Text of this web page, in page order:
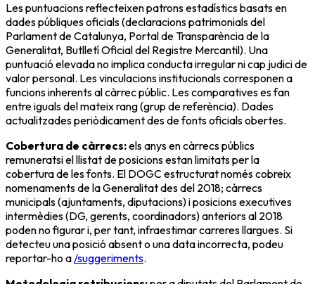
Les puntuacions reflecteixen patrons estadístics basats en
dades públiques oficials (declaracions patrimonials del
Parlament de Catalunya, Portal de Transparència de la
Generalitat, Butlletí Oficial del Registre Mercantil). Una
puntuació elevada no implica conducta irregular ni cap judici de
valor personal. Les vinculacions institucionals corresponen a
funcions inherents al càrrec públic. Les comparatives es fan
entre iguals del mateix rang (grup de referència). Dades
actualitzades periòdicament des de fonts oficials obertes.
Cobertura de càrrecs:elsanys en càrrecs públics
remuneratsi el llistat de posicions estan limitats per la
cobertura de les fonts. El DOGC estructurat només cobreix
nomenaments de la Generalitat des del 2018; càrrecs
municipals (ajuntaments, diputacions) i posicions executives
intermèdies (DG, gerents, coordinadors) anteriors al 2018
poden no figurar i, per tant, infraestimar carreres llargues. Si
detecteu una posició absent o una data incorrecta, podeu
reportar-ho a/suggeriments.